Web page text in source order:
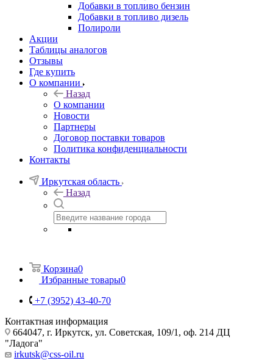
Добавки в топливо бензин
Добавки в топливо дизель
Полироли
Акции
Таблицы аналогов
Отзывы
Где купить
О компании
Назад
О компании
Новости
Партнеры
Договор поставки товаров
Политика конфиденциальности
Контакты
Иркутская область
Назад
Корзина0
Избранные товары0
+7 (3952) 43-40-70
Контактная информация
664047, г. Иркутск, ул. Советская, 109/1, оф. 214 ДЦ
"Ладога"
irkutsk@css-oil.ru